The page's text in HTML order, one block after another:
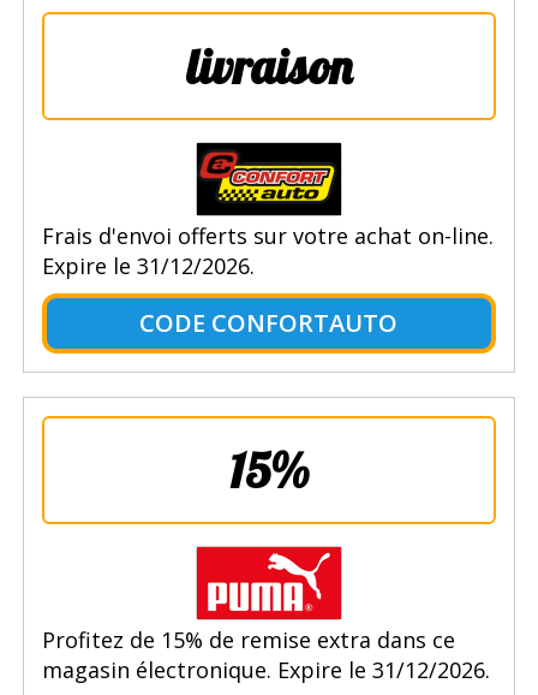
livraison
Frais d'envoi offerts sur votre achat on-line.
Expire le 31/12/2026.
CODE CONFORTAUTO
15%
Profitez de 15% de remise extra dans ce
magasin électronique. Expire le 31/12/2026.